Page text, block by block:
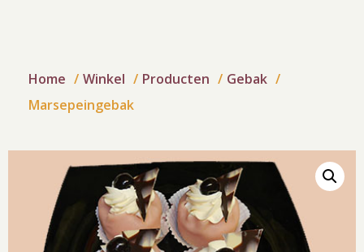
Home Winkel Producten
Gebak
Marsepeingebak